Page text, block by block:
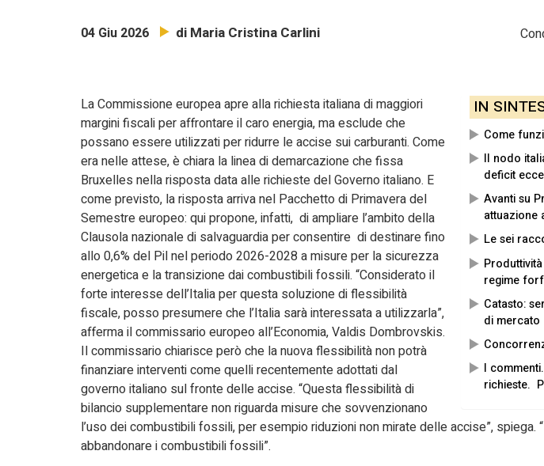
04 Giu 2026 di Maria Cristina Carlini
IN
Come
Il nodo
deficit
Avanti su
attuazione
Le sei
regime
Catasto:
di mercato
I
richieste.
La Commissione europea apre alla richiesta italiana di maggiori
margini fiscali per affrontare il caro energia, ma esclude che
possano essere utilizzati per ridurre le accise sui carburanti. Come
era nelle attese, è chiara la linea di demarcazione che fissa
Bruxelles nella risposta data alle richieste del Governo italiano. E
come previsto, la risposta arriva nel Pacchetto di Primavera del
Semestre europeo: qui propone, infatti, di ampliare l’ambito della
Clausola nazionale di salvaguardia per consentire di destinare fino
allo 0,6% del Pil nel periodo 2026-2028 a misure per la sicurezza
energetica e la transizione dai combustibili fossili. “Considerato il
forte interesse dell’Italia per questa soluzione di flessibilità
fiscale, posso presumere che l’Italia sarà interessata a utilizzarla”,
afferma il commissario europeo all’Economia, Valdis Dombrovskis.
Il commissario chiarisce però che la nuova flessibilità non potrà
finanziare interventi come quelli recentemente adottati dal
governo italiano sul fronte delle accise. “Questa flessibilità di
bilancio supplementare non riguarda misure che sovvenzionano
l’uso dei combustibili fossili, per esempio riduzioni non mirate delle accise”, spiega.
abbandonare i combustibili fossili”.